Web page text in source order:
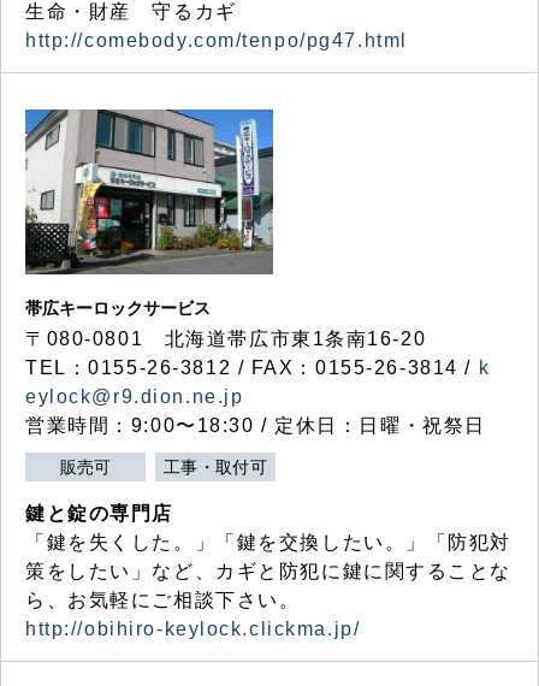
生命・財産 守るカギ
http://comebody.com/tenpo/pg47.html
帯広キーロックサービス
〒080-0801 北海道帯広市東1条南16-20
TEL：0155-26-3812 / FAX：0155-26-3814 / k
eylock@r9.dion.ne.jp
営業時間：9:00〜18:30 / 定休日：日曜・祝祭日
販売可 工事・取付可
鍵と錠の専門店
「鍵を失くした。」「鍵を交換したい。」「防犯対
策をしたい」など、カギと防犯に鍵に関することな
ら、お気軽にご相談下さい。
http://obihiro-keylock.clickma.jp/